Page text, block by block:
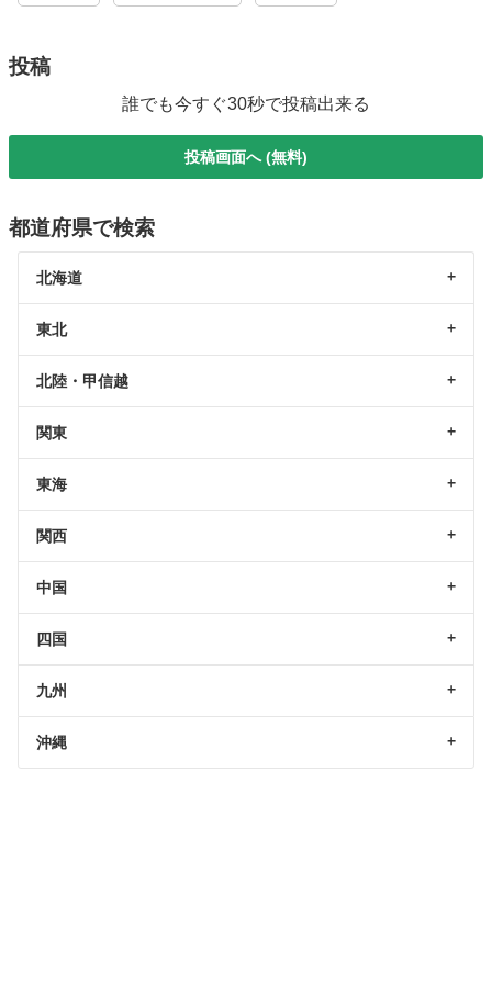
投稿
誰でも今すぐ30秒で投稿出来る
投稿画面へ (無料)
都道府県で検索
北海道
東北
北陸・甲信越
関東
東海
関西
中国
四国
九州
沖縄